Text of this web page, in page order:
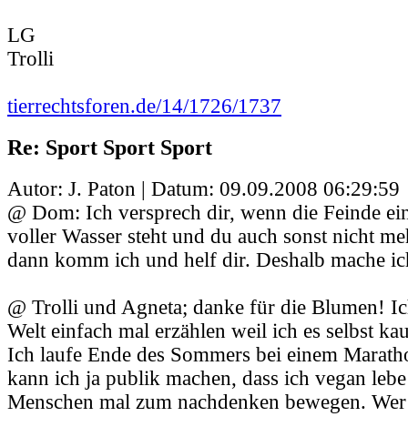
LG
Trolli
tierrechtsforen.de/14/1726/1737
Re: Sport Sport Sport
Autor: J. Paton | Datum: 09.09.2008 06:29:59
@ Dom: Ich versprech dir, wenn die Feinde
voller Wasser steht und du auch sonst nicht
dann komm ich und helf dir. Deshalb mache
@ Trolli und Agneta; danke für die Blumen!
Welt einfach mal erzählen weil ich es selbst
Ich laufe Ende des Sommers bei einem
kann ich ja publik machen, dass ich vegan
Menschen mal zum nachdenken bewegen.